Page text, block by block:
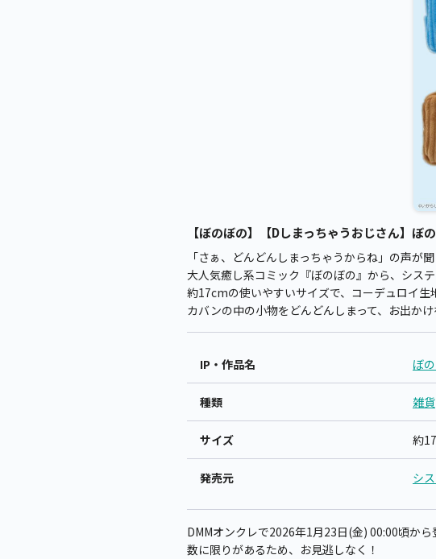
【ぼのぼの】【Dしまっちゃうおじさん】
「さぁ、どんどんしまっちゃうからね」の声が
大人気癒し系コミック『ぼのぼの』から、シス
約17cmの使いやすいサイズで、コーデュロイ生
カバンの中の小物をどんどんしまって、お出か
IP・作品名 ぼ
種類 雑貨
サイズ 約
発売元 シ
DMMオンクレで2026年1月23日(金) 00:00頃から
数に限りがあるため、お見逃しなく！